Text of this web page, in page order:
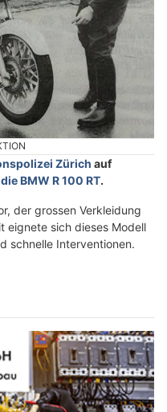
Zürich auf
BMW R 100 RT.
der grossen Verkleidung
eignete sich dieses Modell
schnelle Interventionen.